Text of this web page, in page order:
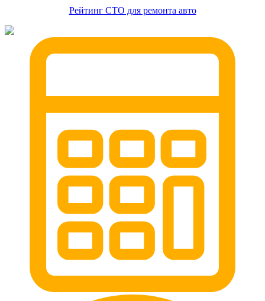
Рейтинг СТО для ремонта авто